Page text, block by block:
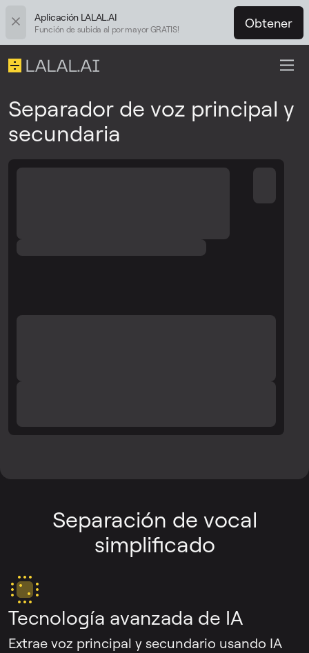
Aplicación LALAL.AI
Función de subida al por mayor GRATIS! Obtener
Separador de voz principal y
secundaria
Separación de vocal
simplificado
Tecnología avanzada de IA
Extrae voz principal y secundario usando IA